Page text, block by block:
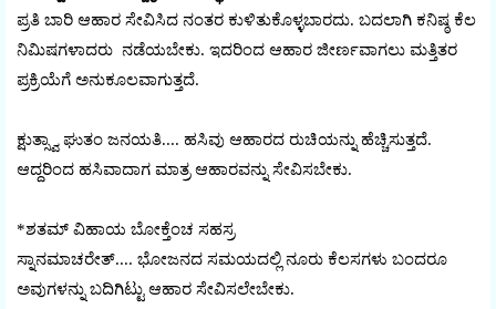
ಪ್ರತಿ ಬಾರಿ ಆಹಾರ ಸೇವಿಸಿದ ನಂತರ ಕುಳಿತುಕೊಳ್ಳಬಾರದು. ಬದಲಾಗಿ ಕನಿಷ್ಠ ಕೆಲ
ನಿಮಿಷಗಳಾದರು ನಡೆಯಬೇಕು. ಇದರಿಂದ ಆಹಾರ ಜೀರ್ಣವಾಗಲು ಮತ್ತಿತರ
ಪ್ರಕ್ರಿಯೆಗೆ ಅನುಕೂಲವಾಗುತ್ತದೆ.
ಕ್ಷುತ್ಸ್ವಾ ಘುತಂ ಜನಯತಿ.... ಹಸಿವು ಆಹಾರದ ರುಚಿಯನ್ನು ಹೆಚ್ಚಿಸುತ್ತದೆ.
ಆದ್ದರಿಂದ ಹಸಿವಾದಾಗ ಮಾತ್ರ ಆಹಾರವನ್ನು ಸೇವಿಸಬೇಕು.
*ಶತಮ್ ವಿಹಾಯ ಬೋಕ್ತೆಂಚ ಸಹಸ್ರ
ಸ್ನಾನಮಾಚರೇತ್.... ಭೋಜನದ ಸಮಯದಲ್ಲಿ ನೂರು ಕೆಲಸಗಳು ಬಂದರೂ
ಅವುಗಳನ್ನು ಬದಿಗಿಟ್ಟು ಆಹಾರ ಸೇವಿಸಲೇಬೇಕು.